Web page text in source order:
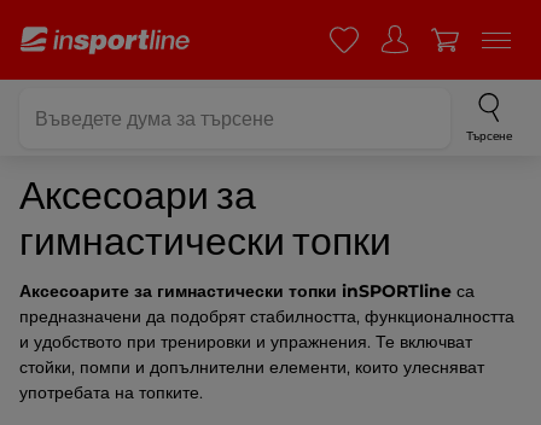
Търсене
Аксесоари за
гимнастически топки
Аксесоарите за гимнастически топки inSPORTline са
предназначени да подобрят стабилността, функционалността
и удобството при тренировки и упражнения. Те включват
стойки, помпи и допълнителни елементи, които улесняват
употребата на топките.